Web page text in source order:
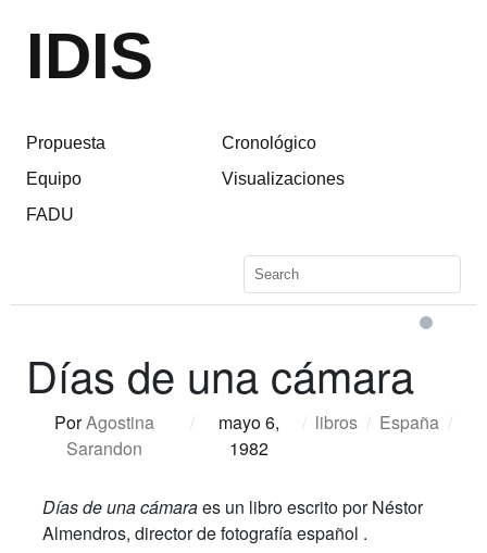
IDIS
Propuesta
Equipo
FADU
Cronológico
Visualizaciones
Días de una cámara
PorAgostina
Sarandon
/
mayo 6,
1982
/ libros / España /
Días de una cámaraes un libro escrito por Néstor
Almendros, director de fotografía español .